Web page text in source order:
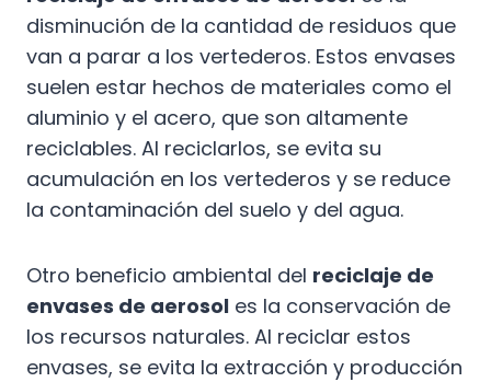
disminución de la cantidad de residuos que
van a parar a los vertederos. Estos envases
suelen estar hechos de materiales como el
aluminio y el acero, que son altamente
reciclables. Al reciclarlos, se evita su
acumulación en los vertederos y se reduce
la contaminación del suelo y del agua.
Otro beneficio ambiental del reciclaje de
envases de aerosol es la conservación de
los recursos naturales. Al reciclar estos
envases, se evita la extracción y producción